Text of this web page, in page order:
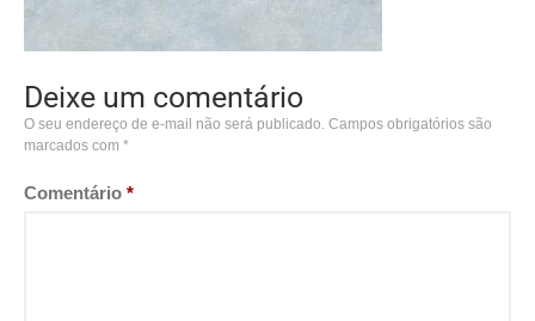
Deixe um comentário
O seu endereço de e-mail não será publicado. Campos obrigatórios são
marcados com *
Comentário *